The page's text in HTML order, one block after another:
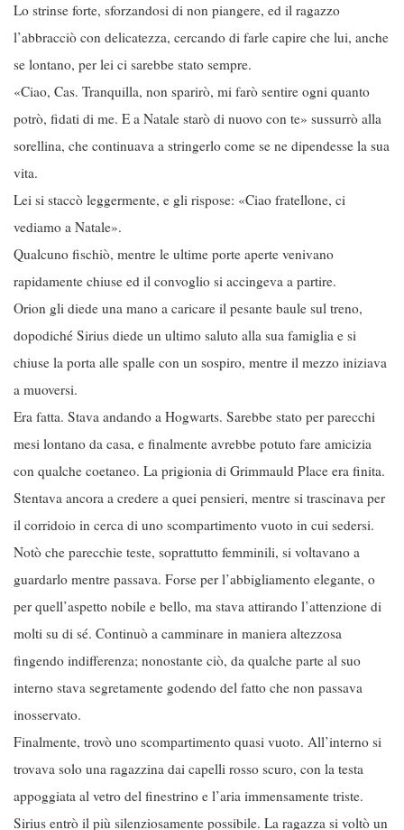
Lo strinse forte, sforzandosi di non piangere, ed il ragazzo
l’abbracciò con delicatezza, cercando di farle capire che lui, anche
se lontano, per lei ci sarebbe stato sempre.
«Ciao, Cas. Tranquilla, non sparirò, mi farò sentire ogni quanto
potrò, fidati di me. E a Natale starò di nuovo con te» sussurrò alla
sorellina, che continuava a stringerlo come se ne dipendesse la sua
vita.
Lei si staccò leggermente, e gli rispose: «Ciao fratellone, ci
vediamo a Natale».
Qualcuno fischiò, mentre le ultime porte aperte venivano
rapidamente chiuse ed il convoglio si accingeva a partire.
Orion gli diede una mano a caricare il pesante baule sul treno,
dopodiché Sirius diede un ultimo saluto alla sua famiglia e si
chiuse la porta alle spalle con un sospiro, mentre il mezzo iniziava
a muoversi.
Era fatta. Stava andando a Hogwarts. Sarebbe stato per parecchi
mesi lontano da casa, e finalmente avrebbe potuto fare amicizia
con qualche coetaneo. La prigionia di Grimmauld Place era finita.
Stentava ancora a credere a quei pensieri, mentre si trascinava per
il corridoio in cerca di uno scompartimento vuoto in cui sedersi.
Notò che parecchie teste, soprattutto femminili, si voltavano a
guardarlo mentre passava. Forse per l’abbigliamento elegante, o
per quell’aspetto nobile e bello, ma stava attirando l’attenzione di
molti su di sé. Continuò a camminare in maniera altezzosa
fingendo indifferenza; nonostante ciò, da qualche parte al suo
interno stava segretamente godendo del fatto che non passava
inosservato.
Finalmente, trovò uno scompartimento quasi vuoto. All’interno si
trovava solo una ragazzina dai capelli rosso scuro, con la testa
appoggiata al vetro del finestrino e l’aria immensamente triste.
Sirius entrò il più silenziosamente possibile. La ragazza si voltò un